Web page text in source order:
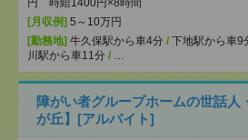
円 時給1400円×8時間
[月収例] 5～10万円
[勤務地] 牛久保駅から車4分 / 下地駅から車9
川駅から車11分 / …
障がい者グループホームの世話人
が丘】[アルバイト]